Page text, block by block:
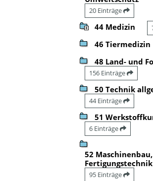
20 Einträge
44 Medizin
46 Tiermedizin
48 Land- und
156 Einträge
50 Technik
44 Einträge
51
6 Einträge
52
Fertigungstechnik
95 Einträge